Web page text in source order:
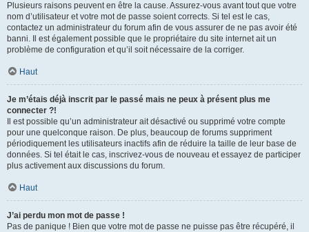
Plusieurs raisons peuvent en être la cause. Assurez-vous avant tout que votre
nom d’utilisateur et votre mot de passe soient corrects. Si tel est le cas,
contactez un administrateur du forum afin de vous assurer de ne pas avoir été
banni. Il est également possible que le propriétaire du site internet ait un
problème de configuration et qu’il soit nécessaire de la corriger.
Haut
Je m’étais déjà inscrit par le passé mais ne peux à présent plus me
connecter ?!
Il est possible qu’un administrateur ait désactivé ou supprimé votre compte
pour une quelconque raison. De plus, beaucoup de forums suppriment
périodiquement les utilisateurs inactifs afin de réduire la taille de leur base de
données. Si tel était le cas, inscrivez-vous de nouveau et essayez de participer
plus activement aux discussions du forum.
Haut
J’ai perdu mon mot de passe !
Pas de panique ! Bien que votre mot de passe ne puisse pas être récupéré, il